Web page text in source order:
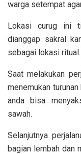
warga setempat
Lokasi curug ini
dianggap sakral
sebagai lokasi ritual.
Saat melakukan
menemukan
anda bisa
sawah.
Selanjutnya
bagian lembah dan